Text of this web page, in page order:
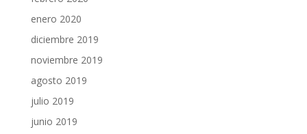
enero 2020
diciembre 2019
noviembre 2019
agosto 2019
julio 2019
junio 2019